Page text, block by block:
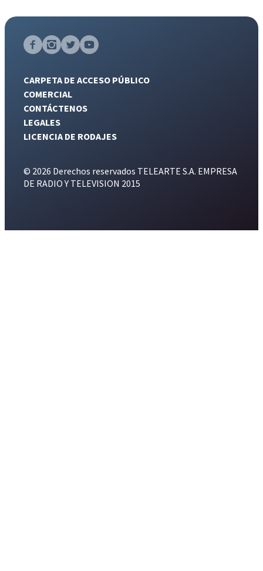
CARPETA DE ACCESO PÚBLICO
COMERCIAL
CONTÁCTENOS
LEGALES
LICENCIA DE RODAJES
© 2026 Derechos reservados TELEARTE S.A. EMPRESA
DE RADIO Y TELEVISION 2015